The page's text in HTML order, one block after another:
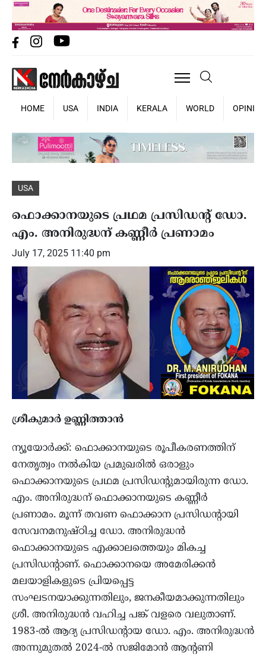
HOME USA INDIA KERALA WORLD OPINION
USA
ഫൊക്കാനയുടെ പ്രഥമ പ്രസിഡന്റ് ഡോ.
എം. അനിരുദ്ധന് കണ്ണീർ പ്രണാമം
July 17, 2025 11:40 pm
ശ്രീകുമാർ ഉണ്ണിത്താൻ
ന്യൂയോർക്ക്: ഫൊക്കാനയുടെ രൂപീകരണത്തിന്
നേതൃത്വം നൽകിയ പ്രമുഖരിൽ ഒരാളും
ഫൊക്കാനയുടെ പ്രഥമ പ്രസിഡന്റുമായിരുന്ന ഡോ.
എം. അനിരുദ്ധന് ഫൊക്കാനയുടെ കണ്ണീർ
പ്രണാമം. മൂന്ന് തവണ ഫൊക്കാന പ്രസിഡന്റായി
സേവനമനുഷ്ഠിച്ച ഡോ. അനിരുദ്ധൻ
ഫൊക്കാനയുടെ എക്കാലത്തെയും മികച്ച
പ്രസിഡന്റാണ്. ഫൊക്കാനയെ അമേരിക്കൻ
മലയാളികളുടെ പ്രിയപ്പെട്ട
സംഘടനയാക്കുന്നതിലും, ജനകീയമാക്കുന്നതിലും
ശ്രീ. അനിരുദ്ധൻ വഹിച്ച പങ്ക് വളരെ വലുതാണ്.
1983-ൽ ആദ്യ പ്രസിഡന്റായ ഡോ. എം. അനിരുദ്ധൻ
അന്നുമുതൽ 2024-ൽ സജിമോൻ ആന്റണി